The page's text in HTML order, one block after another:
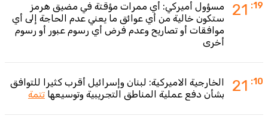
21 :19
مسؤول أميركي: أي ممرات مؤقتة في مضيق هرمز
ستكون خالية من أي عوائق ما يعني عدم الحاجة إلى أي
موافقات أو تصاريح وعدم فرض أي رسوم عبور أو رسوم
أخرى
21 :10
الخارجية الاميركية: لبنان وإسرائيل أقرب كثيرا للتوافق
بشأن دفع عملية المناطق التجريبية وتوسيعها تتمة